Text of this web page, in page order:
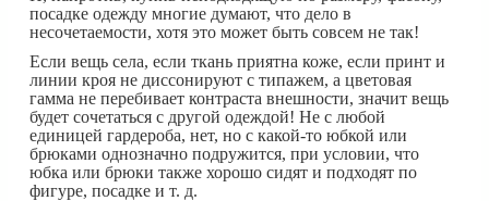
посадке одежду многие думают, что дело в
несочетаемости, хотя это может быть совсем не так!
Если вещь села, если ткань приятна коже, если принт и
линии кроя не диссонируют с типажем, а цветовая
гамма не перебивает контраста внешности, значит вещь
будет сочетаться с другой одеждой! Не с любой
единицей гардероба, нет, но с какой-то юбкой или
брюками однозначно подружится, при условии, что
юбка или брюки также хорошо сидят и подходят по
фигуре, посадке и т. д.